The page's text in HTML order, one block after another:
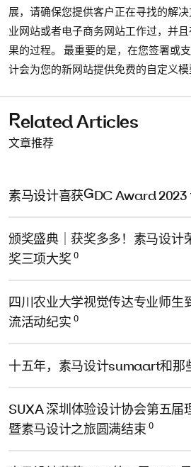
展，请确保您提供客户正在寻找的解
业网站或者电子商务网站工作过，并
果的过程。 最重要的是，在您签署或
计会为您的新网站提供免费的自定义模
Related Articles
文章推荐
素马设计喜获GDC Award 2023
颁奖盛典｜获奖多多！素马设计
奖三项大奖 0
四川农业大学视觉传达专业师生
流活动纪实 0
十五年，素马设计sumaart和那
SUXA 深圳体验设计协会第五届
暨素马设计之旅圆满结束 0